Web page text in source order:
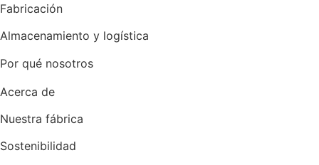
Fabricación
Almacenamiento y logística
Por qué nosotros
Acerca de
Nuestra fábrica
Sostenibilidad